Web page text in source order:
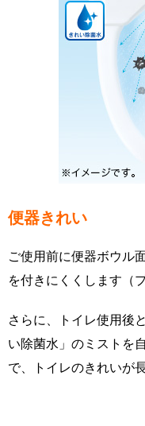
便器きれい
ご使用前に便器ボウル
を付きにくくします（
さらに、トイレ使用後
い除菌水」のミストを
で、トイレのきれいが